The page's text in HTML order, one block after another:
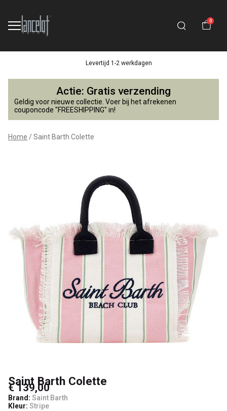
0
Levertijd 1-2 werkdagen
Saint
Barth
Colette
Actie: Gratis verzending
Geldig voor nieuwe collectie. Voer bij het afrekenen
couponcode "FREESHIPPING" in!
Home Saint Barth Colette
Saint Barth Colette
€ 139,00
Brand: Saint Barth
Kleur: Stripe